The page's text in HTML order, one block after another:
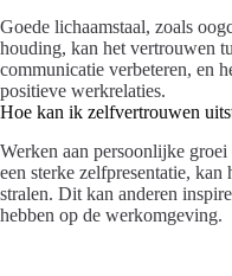
Goede lichaamstaal, zoals
houding, kan het vertrouwen
communicatie verbeteren, en
positieve werkrelaties.
Hoe kan ik zelfvertrouwen
Werken aan persoonlijke
een sterke zelfpresentatie,
stralen. Dit kan anderen
hebben op de werkomgeving.